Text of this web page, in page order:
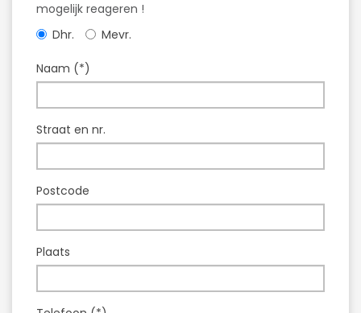
mogelijk reageren !
Dhr.
Mevr.
Naam (*)
Straat en nr.
Postcode
Plaats